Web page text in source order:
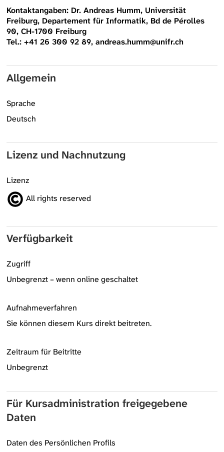
Kontaktangaben: Dr. Andreas Humm, Universität
Freiburg, Departement für Informatik, Bd de Pérolles
90, CH-1700 Freiburg
Tel.: +41 26 300 92 89, andreas.humm@unifr.ch
Allgemein
Sprache
Deutsch
Lizenz und Nachnutzung
Lizenz
All rights reserved
Verfügbarkeit
Zugriff
Unbegrenzt – wenn online geschaltet
Aufnahmeverfahren
Sie können diesem Kurs direkt beitreten.
Zeitraum für Beitritte
Unbegrenzt
Für Kursadministration freigegebene
Daten
Daten des Persönlichen Profils